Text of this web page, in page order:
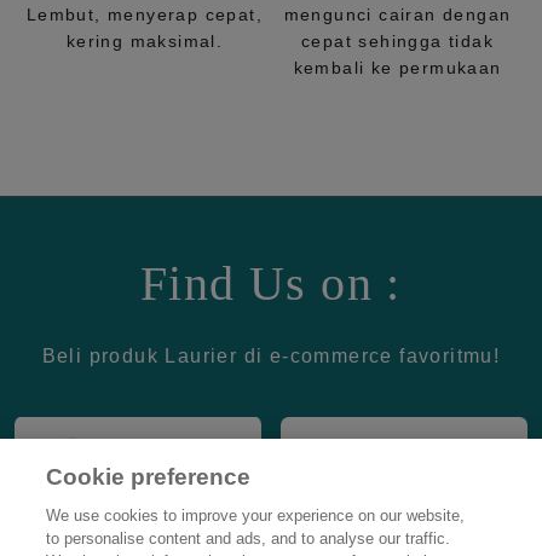
Lembut, menyerap cepat,
kering maksimal.
mengunci cairan dengan
cepat sehingga tidak
kembali ke permukaan
Find Us on :
Beli produk Laurier di e-commerce favoritmu!
Cookie preference
We use cookies to improve your experience on our website,
to personalise content and ads, and to analyse our traffic.